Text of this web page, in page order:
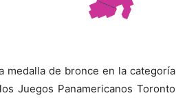
medalla de bronce en la categoría
Juegos Panamericanos Toronto